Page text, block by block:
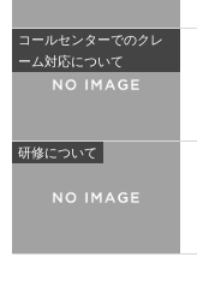
コールセンターでのクレ
ーム対応について
研修について